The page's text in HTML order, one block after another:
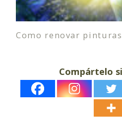
Como renovar
Compártelo